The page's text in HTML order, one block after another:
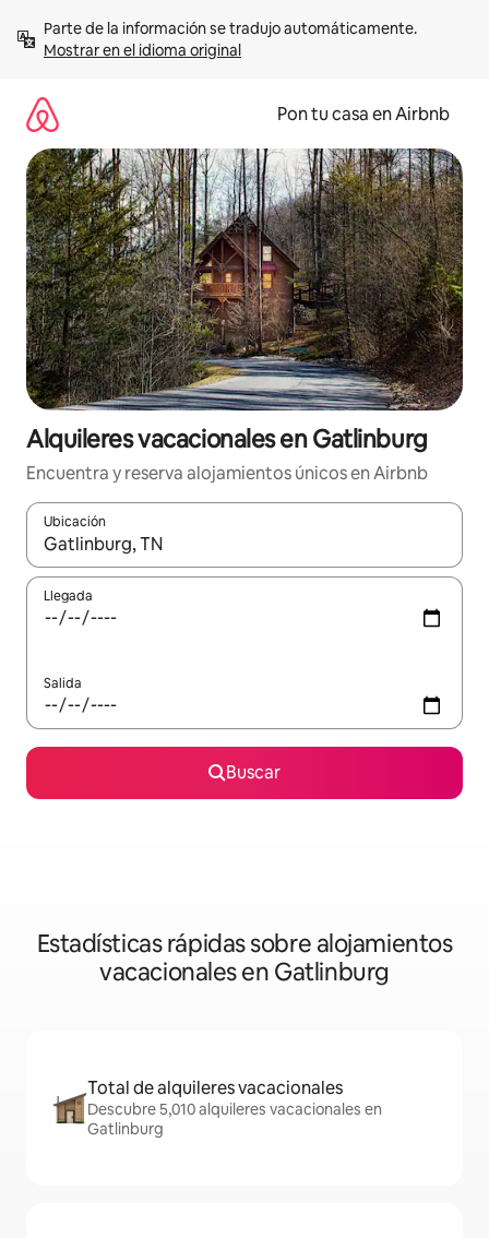
contenidoMostrar en el idioma original
Pon tu casa en Airbnb
Alquileres vacacionales en Gatlinburg
Encuentra y reserva alojamientos únicos en Airbnb
Ubicación
Cuando los resultados estén disponibles, navega con las
Llegada
Salida
Buscar
Estadísticas rápidas sobre alojamientos
vacacionales en Gatlinburg
Total de alquileres vacacionales
Descubre 5,010 alquileres vacacionales en
Gatlinburg